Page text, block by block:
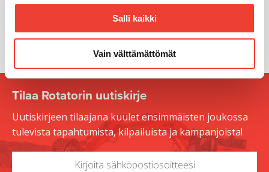
Salli kaikki
Vain välttämättömät
KIINNOSTUITKO? LUE LISÄÄ!
Tilaa Rotatorin uutiskirje
Uutiskirjeen tilaajana kuulet ensimmäisten joukossa
tulevista tapahtumista, kilpailuista ja kampanjoista!